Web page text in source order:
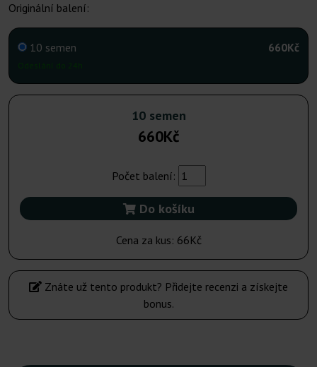
Originální balení:
10 semen 660Kč
10 semen
660Kč
Počet balení:
Do košíku
Cena za kus: 66Kč
Znáte už tento produkt? Přidejte recenzi a získejte
bonus.